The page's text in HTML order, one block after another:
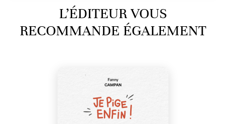
L’ÉDITEUR VOUS
RECOMMANDE ÉGALEMENT